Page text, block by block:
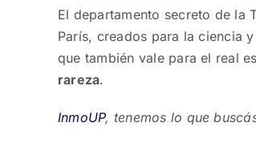
El departamento secreto de
París, creados para la ciencia
que también vale para el real
rareza.
InmoUP, tenemos lo que